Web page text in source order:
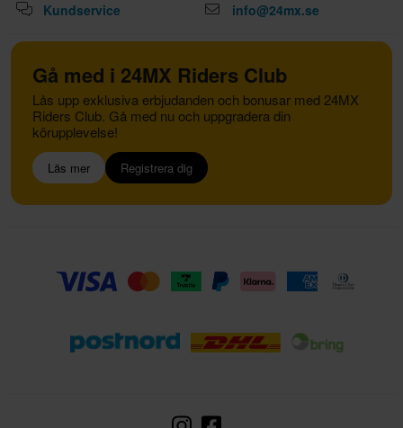
Kundservice info@24mx.se
Gå med i 24MX Riders Club
Lås upp exklusiva erbjudanden och bonusar med 24MX
Riders Club. Gå med nu och uppgradera din
körupplevelse!
Läs mer Registrera dig